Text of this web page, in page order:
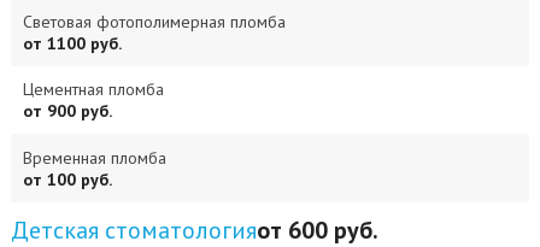
Световая фотополимерная пломба
от 1100 руб.
Цементная пломба
от 900 руб.
Временная пломба
от 100 руб.
Детская стоматологияот 600 руб.